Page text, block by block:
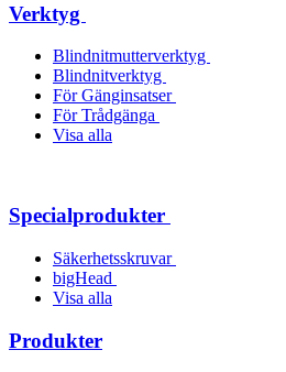
Verktyg
Blindnitmutterverktyg
Blindnitverktyg
För Gänginsatser
För Trådgänga
Visa alla
Specialprodukter
Säkerhetsskruvar
bigHead
Visa alla
Produkter